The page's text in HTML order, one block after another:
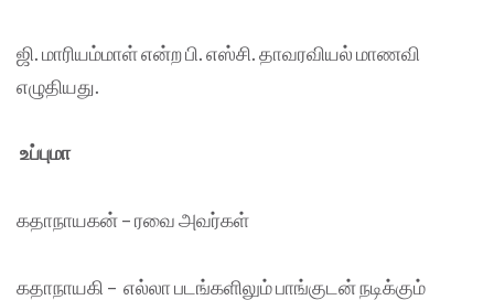
ஜி. மாரியம்மாள் என்ற பி. எஸ்சி. தாவரவியல் மாணவி
எழுதியது.
உப்புமா
கதாநாயகன் – ரவை அவர்கள்
கதாநாயகி – எல்லா படங்களிலும் பாங்குடன் நடிக்கும்